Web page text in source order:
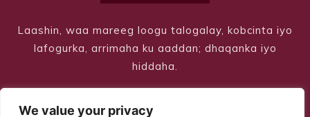
We value your privacy
Laashin, waa mareeg loogu talogalay, kobcinta iyo
lafogurka, arrimaha ku aaddan; dhaqanka iyo
hiddaha.